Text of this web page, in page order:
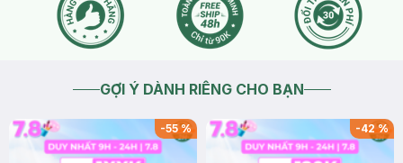
GỢI Ý DÀNH RIÊNG CHO BẠN
-55% -42%